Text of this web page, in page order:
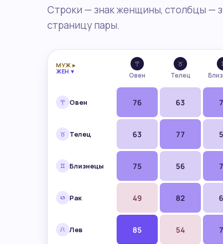
Строки — знак женщины, столбцы —
страницу пары.
Таблица совместимости двенадцати
МУЖ ▸
ЖЕН ▾
Овен Телец
Овен 76 63
Телец 63 77
Близнецы 75 56
Рак 49 82
Лев 85 54